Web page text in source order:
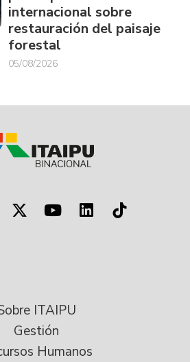
internacional sobre
restauración del paisaje
forestal
05/08/2026
ITAIPU
Gestión
Humanos